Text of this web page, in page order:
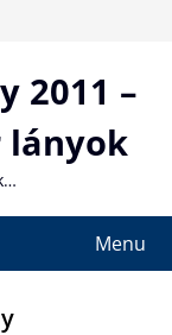
2011 –
lányok
Menu